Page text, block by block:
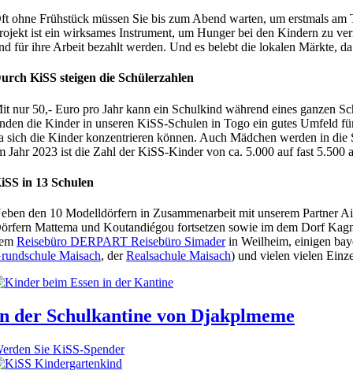
ohne Frühstück müssen Sie bis zum Abend warten, um erstmals
ist ein wirksames Instrument, um Hunger bei den Kindern zu
für ihre Arbeit bezahlt werden. Und es belebt die lokalen Märkte,
KiSS steigen die Schülerzahlen
nur 50,- Euro pro Jahr kann ein Schulkind während eines ganzen
die Kinder in unseren KiSS-Schulen in Togo ein gutes Umfeld
sich die Kinder konzentrieren können. Auch Mädchen werden in
Jahr 2023 ist die Zahl der KiSS-Kinder von ca. 5.000 auf fast 5.500
in 13 Schulen
den 10 Modelldörfern in Zusammenarbeit mit unserem Partner
Mattema und Koutandiégou fortsetzen sowie im dem Dorf
Reisebüro DERPART Reisebüro Simaderin Weilheim, einigen
Maisach, derRealsachule Maisach) und vielen vielen
der Schulkantine von Djakplmeme
Sie KiSS-Spender